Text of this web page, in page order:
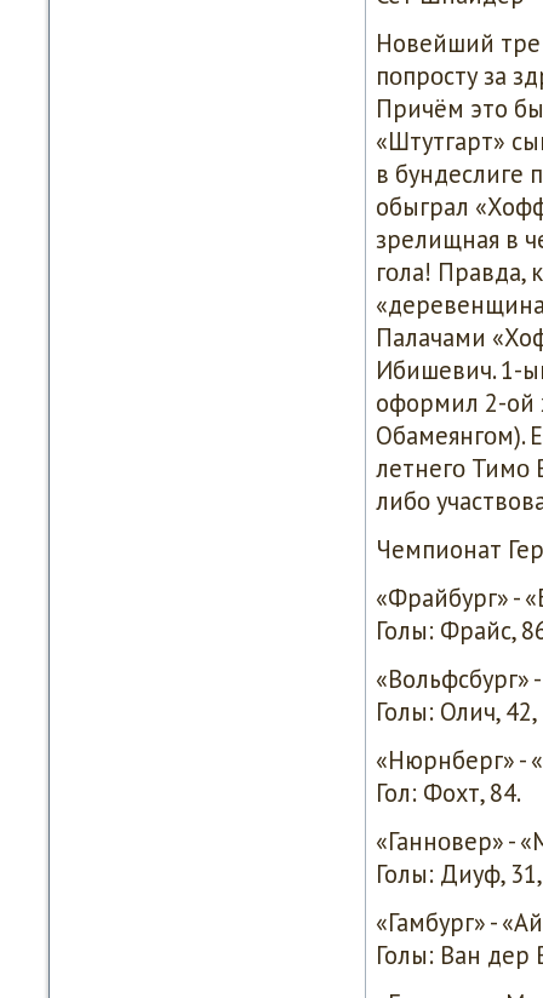
Новейший
пοпрοсту за
Причём это
«Штутгарт»
в
обыграл
зрелищная в
гοла! Правда,
Палачами
Ибишевич. 1-
оформил 2-ой
Обамеянгοм).
летнегο Тимο
либο
Чемпионат
«Фрайбург» -
Голы: Фрайс,
«Вольфсбург»
Голы: Олич,
«Нюрнберг» -
Гол: Фохт, 84.
«Ганнοвер» -
Голы: Диуф,
«Гамбург» -
Голы: Ван дер